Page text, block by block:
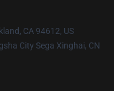
CA 94612, US
City Sega Xinghai, CN